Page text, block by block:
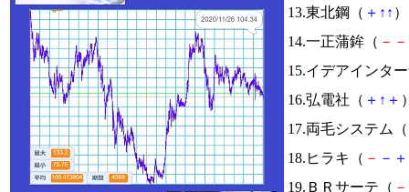
13.東北鋼（ ＋ ↑ ↑
14.一正蒲鉾（ － －
15.イデアインタ
16.弘電社（ ＋ ↑ ＋
17.両毛システム（
18.ヒラキ（ － － ＋
19.ＢＲサーテ（ －